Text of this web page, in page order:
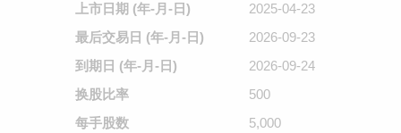
上市日期 (年-月-日)
2025-04-23
最后交易日 (年-月-日)
2026-09-23
到期日 (年-月-日)
2026-09-24
换股比率
500
每手股数
5,000